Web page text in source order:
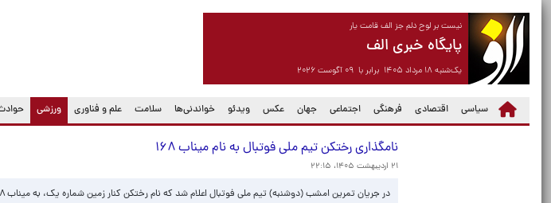
نیست بر لوح دلم جز الف قامت یار
پایگاه خبری الف
یک‌شنبه ۱۸ مرداد ۱۴۰۵ برابر با ۰۹ آگوست ۲۰۲۶
سیاسی اقتصادی فرهنگی اجتماعی جهان عکس ویدئو خواندنی‌ها سلامت علم و فناوری ورزشی
(current)
نامگذاری رختکن تیم ملی فوتبال به نام میناب ۱۶۸
۲۱ اردیبهشت ۱۴۰۵، ۲۲:۱۵
در جریان تمرین امشب (دوشنبه) تیم ملی فوتبال اعلام شد که نام رختکن کنار زمین شماره یک، به میناب ۱۶۸ مزین شده است.